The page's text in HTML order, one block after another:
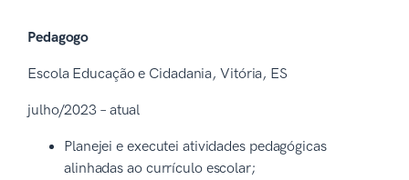
Pedagogo
Escola Educação e Cidadania, Vitória, ES
julho/2023 – atual
Planejei e executei atividades pedagógicas
alinhadas ao currículo escolar;